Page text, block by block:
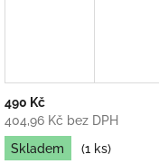
490 Kč
404,96 Kč bez DPH
Měrná
cena:
Skladem (1 ks)